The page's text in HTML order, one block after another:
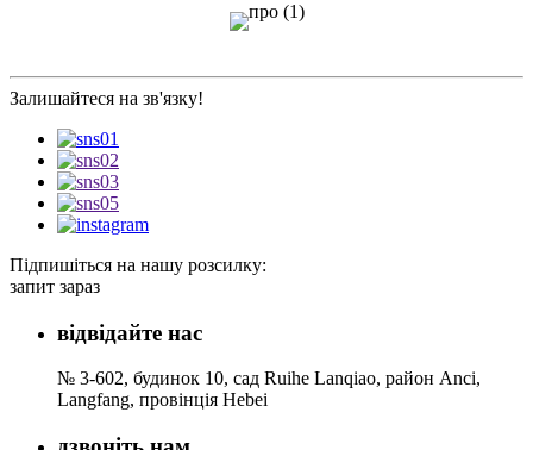
Залишайтеся на зв'язку!
Підпишіться на нашу розсилку:
запит зараз
відвідайте нас
№ 3-602, будинок 10, сад Ruihe Lanqiao, район Anci,
Langfang, провінція Hebei